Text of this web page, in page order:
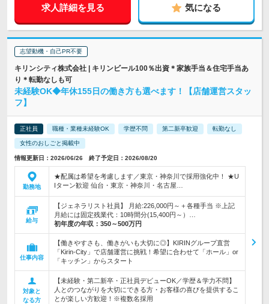
求人詳細を見る 気になる
志望動機・自己PR不要
キリンシティ株式会社 | キリンビール100％出資＊家族手当＆住宅手当あ
り＊転勤なしも可
未経験OK◆年休155日の働き方も選べます！【店舗運営スタッ
フ】
正社員 職種・業種未経験OK 学歴不問 第二新卒歓迎 転勤なし
女性のおしごと掲載中
情報更新日：2026/06/26 終了予定日：2026/08/20
勤務地
★配属は希望を考慮します／東京・神奈川で採用強化中！ ★U
Iターン歓迎 仙台・東京・神奈川・名古屋…
給与
【ジェネラリスト社員】 月給:226,000円～＋各種手当 ※上記
月給には固定残業代：10時間分(15,400円～）…
初年度の年収： 350～500万円
仕事内容
【働きやすさも、働きがいも大切に◎】KIRINグループ直営
「Kirin-City」で店舗運営に挑戦！希望に合わせて「ホール」or
「キッチン」からスタート
対象と
なる方
【未経験・第二新卒・正社員デビューOK／学歴＆学力不問】
人とのつながりを大切にできる方・お客様の喜びを提供するこ
とが楽しい方歓迎！※複数名採用